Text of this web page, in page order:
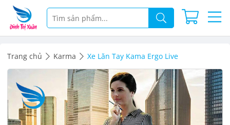
Trang chủ Karma Xe Lăn Tay Kama Ergo Live